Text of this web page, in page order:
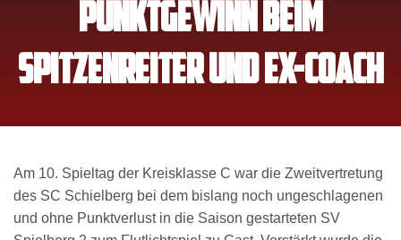
PUNKTGEWINN BEIM
SPITZENREITER UND EX-COACH
Am 10. Spieltag der Kreisklasse C war die Zweitvertretung
des SC Schielberg bei dem bislang noch ungeschlagenen
und ohne Punktverlust in die Saison gestarteten SV